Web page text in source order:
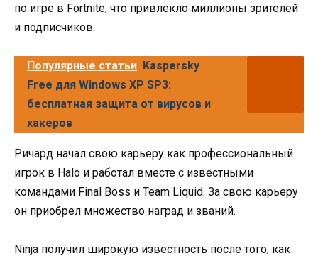
по игре в Fortnite, что привлекло миллионы зрителей
и подписчиков.
Популярные статьи Kaspersky
Free для Windows XP SP3:
бесплатная защита от вирусов и
хакеров
Ричард начал свою карьеру как профессиональный
игрок в Halo и работал вместе с известными
командами Final Boss и Team Liquid. За свою карьеру
он приобрел множество наград и званий.
Ninja получил широкую известность после того, как